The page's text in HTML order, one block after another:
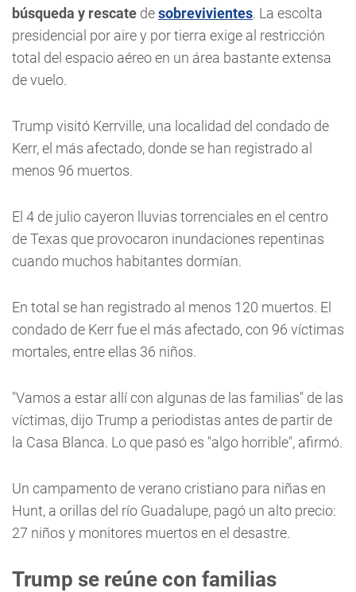
búsqueda y rescate desobrevivientes. La escolta
presidencial por aire y por tierra exige al restricción
total del espacio aéreo en un área bastante extensa
de vuelo.
Trump visitó Kerrville, una localidad del condado de
Kerr, el más afectado, donde se han registrado al
menos 96 muertos.
El 4 de julio cayeron lluvias torrenciales en el centro
de Texas que provocaron inundaciones repentinas
cuando muchos habitantes dormían.
En total se han registrado al menos 120 muertos. El
condado de Kerr fue el más afectado, con 96 víctimas
mortales, entre ellas 36 niños.
"Vamos a estar allí con algunas de las familias" de las
víctimas, dijo Trump a periodistas antes de partir de
la Casa Blanca. Lo que pasó es "algo horrible", afirmó.
Un campamento de verano cristiano para niñas en
Hunt, a orillas del río Guadalupe, pagó un alto precio:
27 niños y monitores muertos en el desastre.
Trump se reúne con familias